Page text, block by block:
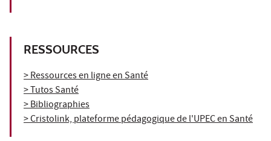
RESSOURCES
> Ressources en ligne en Santé
> Tutos Santé
> Bibliographies
> Cristolink, plateforme pédagogique de l'UPEC en Santé